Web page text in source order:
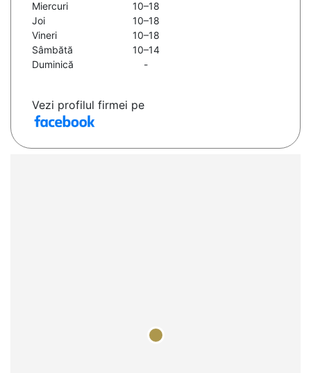
Miercuri
10–18
Joi
10–18
Vineri
10–18
Sâmbătă
10–14
Duminică
-
Vezi profilul firmei pe